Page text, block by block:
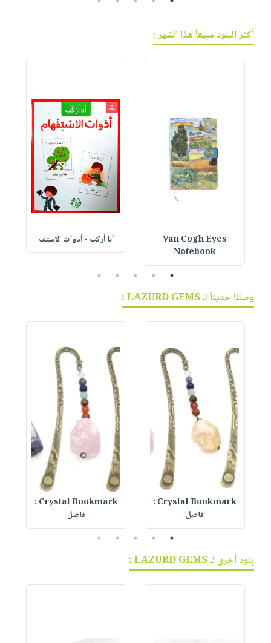
أكثر البنود مبيعاً هذا الشهر :
Van Cogh Eyes
Notebook
أنا أركب - أدوات الاستف
1
2
3
4
5
وصلنا حديثاً لـ LAZURD GEMS :
Crystal Bookmark :
فاصل
Crystal Bookmark :
فاصل
1
2
3
4
5
بنود أخرى لـ LAZURD GEMS :